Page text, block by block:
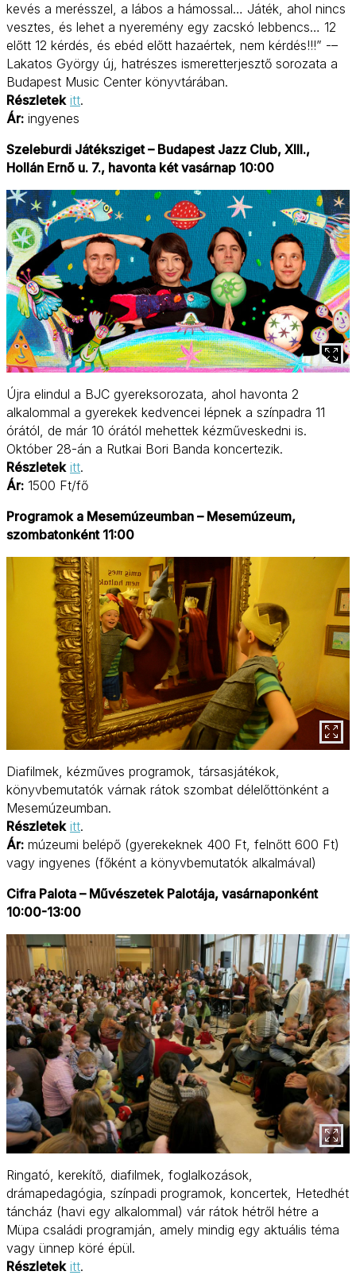
kevés a merésszel, a lábos a hámossal… Játék, ahol nincs
vesztes, és lehet a nyeremény egy zacskó lebbencs… 12
előtt 12 kérdés, és ebéd előtt hazaértek, nem kérdés!!!” -–
Lakatos György új, hatrészes ismeretterjesztő sorozata a
Budapest Music Center könyvtárában.
Részletek itt.
Ár: ingyenes
Szeleburdi Játéksziget – Budapest Jazz Club, XIII.,
Hollán Ernő u. 7., havonta két vasárnap 10:00
Újra elindul a BJC gyereksorozata, ahol havonta 2
alkalommal a gyerekek kedvencei lépnek a színpadra 11
órától, de már 10 órától mehettek kézműveskedni is.
Október 28-án a Rutkai Bori Banda koncertezik.
Részletek itt.
Ár: 1500 Ft/fő
Programok a Mesemúzeumban – Mesemúzeum,
szombatonként 11:00
Diafilmek, kézműves programok, társasjátékok,
könyvbemutatók várnak rátok szombat délelőttönként a
Mesemúzeumban.
Részletek itt.
Ár: múzeumi belépő (gyerekeknek 400 Ft, felnőtt 600 Ft)
vagy ingyenes (főként a könyvbemutatók alkalmával)
Cifra Palota – Művészetek Palotája, vasárnaponként
10:00-13:00
Ringató, kerekítő, diafilmek, foglalkozások,
drámapedagógia, színpadi programok, koncertek, Hetedhét
táncház (havi egy alkalommal) vár rátok hétről hétre a
Müpa családi programján, amely mindig egy aktuális téma
vagy ünnep köré épül.
Részletek itt.